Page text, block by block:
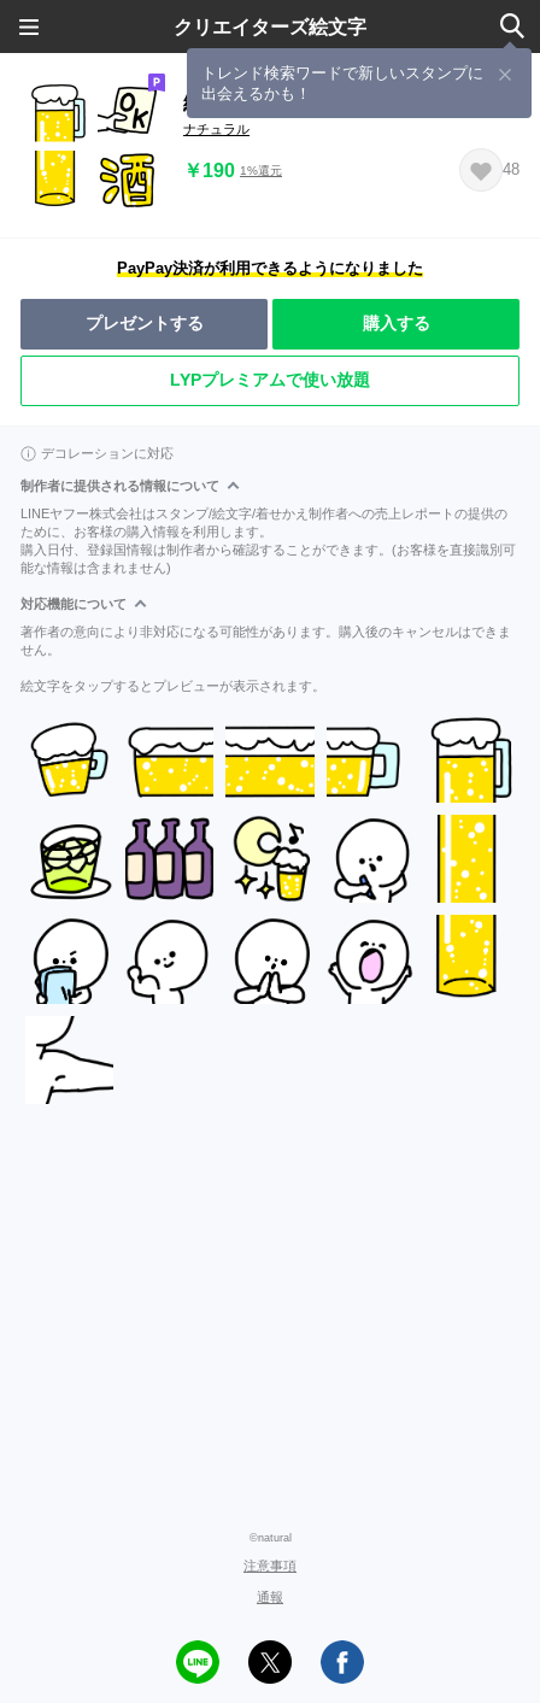
クリエイターズ絵文字
トレンド検索ワードで新しいスタンプに
出会えるかも！
絵文字◎お酒/好き/誘い
ナチュラル
￥190 1%還元 48
PayPay決済が利用できるようになりました
プレゼントする 購入する
LYPプレミアムで使い放題
デコレーションに対応
制作者に提供される情報について
LINEヤフー株式会社はスタンプ/絵文字/着せかえ制作者への売上レポートの提供の
ために、お客様の購入情報を利用します。
購入日付、登録国情報は制作者から確認することができます。(お客様を直接識別可
能な情報は含まれません)
対応機能について
著作者の意向により非対応になる可能性があります。購入後のキャンセルはできま
せん。
絵文字をタップするとプレビューが表示されます。
©natural
注意事項
通報